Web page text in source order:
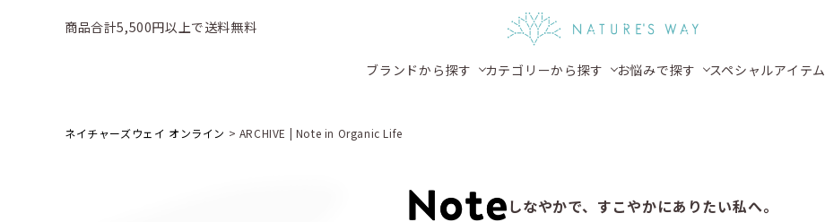
商品合計5,500円以上で送料無料
ブランドから探す カテゴリーから探す お悩みで探す スペシャルアイテム
ネイチャーズウェイ オンライン > ARCHIVE | Note in Organic Life
しなやかで、すこやかにありたい私へ。